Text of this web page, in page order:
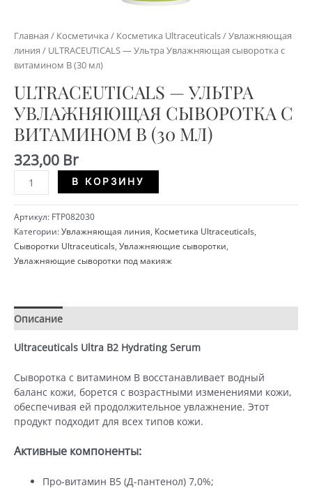
Главная / Косметичка / Косметика Ultraceuticals/Увлажняющая
линия / ULTRACEUTICALS — Ультра Увлажняющая сыворотка с
витамином В (30 мл)
ULTRACEUTICALS — УЛЬТРА
УВЛАЖНЯЮЩАЯ СЫВОРОТКА С
ВИТАМИНОМ В (30 МЛ)
323,00 Br
Количество
ULTRACEUTICALS
-
Ультра
Увлажняющая
сыворотка
с
(30
мл)
В КОРЗИНУ
Артикул: FTP082030
Категории:Увлажняющая линия, Косметика Ultraceuticals,
Сыворотки Ultraceuticals, Увлажняющие сыворотки,
Увлажняющие сыворотки под макияж
Описание
Ultraceuticals Ultra B2 Hydrating Serum
Сыворотка с витамином B восстанавливает водный
баланс кожи, борется с возрастными изменениями кожи,
обеспечивая ей продолжительное увлажнение. Этот
продукт подходит для всех типов кожи.
Активные компоненты:
Про-витамин В5 (Д-пантенол) 7,0%;